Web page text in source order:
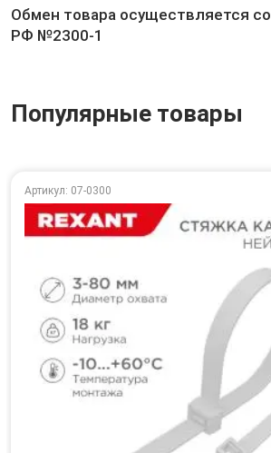
Обмен товара осуществляется
РФ №2300-1
Популярные товары
Артикул: 07-0300